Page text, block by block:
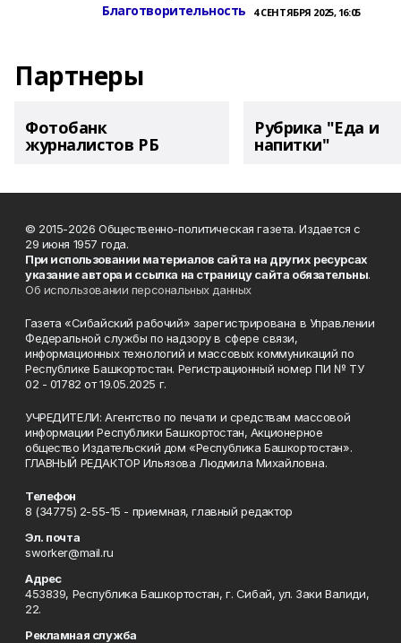
Благотворительность 4 СЕНТЯБРЯ 2025, 16:05
Партнеры
Фотобанк
журналистов РБ
Рубрика "Еда и
напитки"
© 2015-2026 Общественно-политическая газета. Издается с
29 июня 1957 года.
При использовании материалов сайта на других ресурсах
указание автора и ссылка на страницу сайта обязательны.
Об использовании персональных данных
Газета «Сибайский рабочий» зарегистрирована в Управлении
Федеральной службы по надзору в сфере связи,
информационных технологий и массовых коммуникаций по
Республике Башкортостан. Регистрационный номер ПИ № ТУ
02 - 01782 от 19.05.2025 г.
УЧРЕДИТЕЛИ: Агентство по печати и средствам массовой
информации Республики Башкортостан, Акционерное
общество Издательский дом «Республика Башкортостан».
ГЛАВНЫЙ РЕДАКТОР Ильязова Людмила Михайловна.
Телефон
8 (34775) 2-55-15 - приемная, главный редактор
Эл. почта
sworker@mail.ru
Адрес
453839, Республика Башкортостан, г. Сибай, ул. Заки Валиди,
22.
Рекламная служба